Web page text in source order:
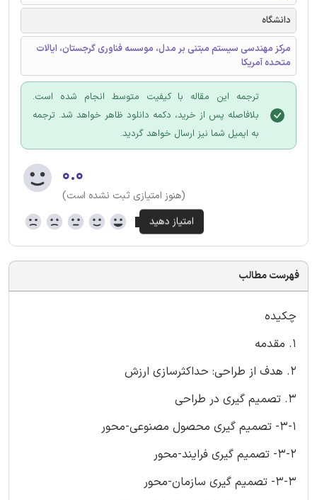
دانشگاه
مرکز مهندسی سیستم مبتنی بر مدل، موسسه فناوری گرجستان، ایالات
متحده آمریکا
ترجمه این مقاله با کیفیت متوسط انجام شده است.
بلافاصله پس از خرید، دکمه دانلود ظاهر خواهد شد. ترجمه
به ایمیل شما نیز ارسال خواهد گردید.
۰.۰
(هنوز امتیازی ثبت نشده است)
فهرست مطالب
چکیده
۱. مقدمه
۲. هدف از طراحی: حداکثرسازی ارزش
۳. تصمیم گیری در طراحی
۳-۱- تصمیم گیری محصول مصنوعی-محور
۳-۲- تصمیم گیری فرایند-محور
۳-۳- تصمیم گیری سازمان-محور